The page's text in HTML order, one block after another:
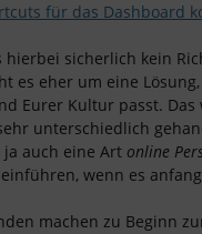
für das Dashboard
hierbei sicherlich kein
es eher um eine
Eurer Kultur passt. Das
unterschiedlich
auch eine Art online
wenn es
machen zu Beginn